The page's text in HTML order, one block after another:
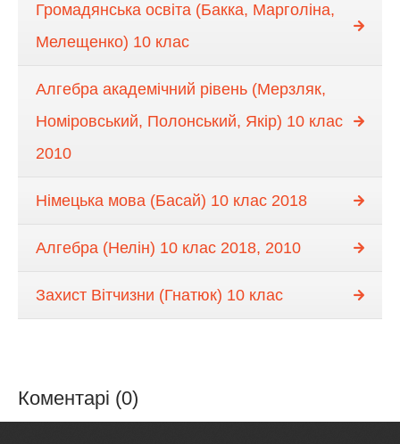
Громадянська освіта (Бакка, Марголіна,
Мелещенко) 10 клас
Алгебра академічний рівень (Мерзляк,
Номіровський, Полонський, Якiр) 10 клас
2010
Німецька мова (Басай) 10 клас 2018
Алгебра (Нелін) 10 клас 2018, 2010
Захист Вітчизни (Гнатюк) 10 клас
Коментарі (0)